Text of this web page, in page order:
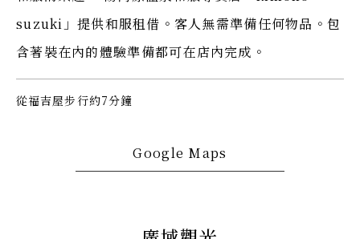
suzuki」提供和服租借。客人無需準備任何物品。包
含著裝在內的體驗準備都可在店內完成。
從福吉屋步行約7分鐘
Google Maps